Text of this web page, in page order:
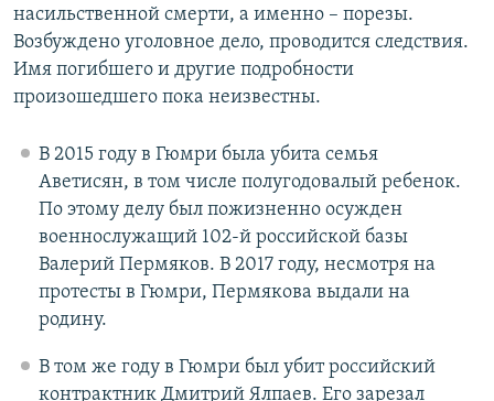
насильственной смерти, а именно – порезы.
Возбуждено уголовное дело, проводится следствия.
Имя погибшего и другие подробности
произошедшего пока неизвестны.
В 2015 году в Гюмри была убита семья
Аветисян, в том числе полугодовалый ребенок.
По этому делу был пожизненно осужден
военнослужащий 102-й российской базы
Валерий Пермяков. В 2017 году, несмотря на
протесты в Гюмри, Пермякова выдали на
родину.
В том же году в Гюмри был убит российский
контрактник Дмитрий Ялпаев. Его зарезал